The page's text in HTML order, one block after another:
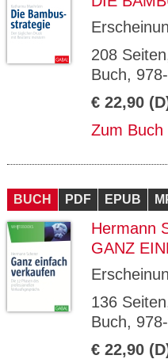
208
Buch,
€ 22,90
Zum Buch
BUCH PDF EPUB
Hermann
GANZ
136
Buch,
€ 22,90